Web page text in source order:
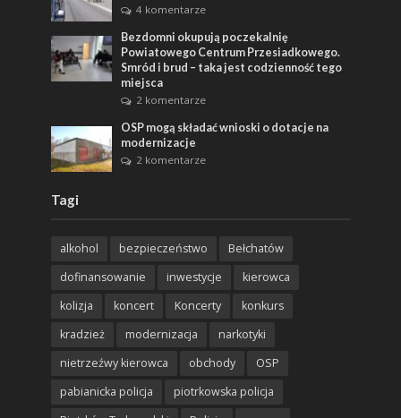
4 komentarze
Bezdomni okupują poczekalnię
Powiatowego Centrum Przesiadkowego.
Smród i brud – taka jest codzienność tego
miejsca
2 komentarze
OSP mogą składać wnioski o dotacje na
modernizacje
2 komentarze
Tagi
alkohol bezpieczeństwo
Bełchatów
dofinansowanie
inwestycje
kierowca
kolizja
koncert Koncerty
konkurs
kradzież
modernizacja
narkotyki
nietrzeźwy kierowca
obchody
OSP
pabianicka policja
piotrkowska policja